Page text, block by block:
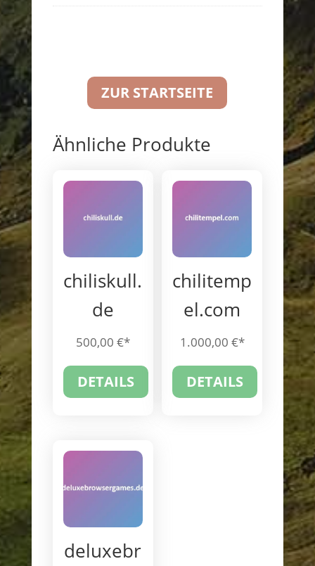
ZUR STARTSEITE
Ähnliche Produkte
chiliskull.
de
500,00 €
DETAILS
chilitemp
el.com
1.000,00 €
DETAILS
deluxebr